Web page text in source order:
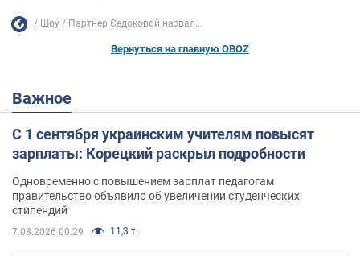
Шоу Партнер Седоковой назвал...
Вернуться на главную OBOZ
Важное
С 1 сентября украинским учителям повысят
зарплаты: Корецкий раскрыл подробности
Одновременно с повышением зарплат педагогам
правительство объявило об увеличении студенческих
стипендий
7.08.2026 00:29 11,3 т.